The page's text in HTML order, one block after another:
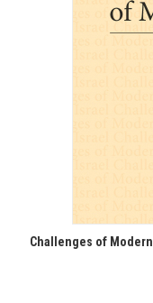
Challenges of